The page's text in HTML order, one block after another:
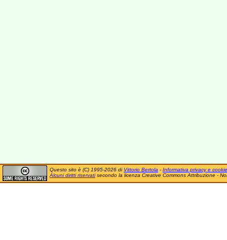
Questo sito è (C) 1995-2026 di Vittorio Bertola - Informativa privacy e cookie
Alcuni diritti riservatisecondo la licenza Creative Commons Attribuzione -